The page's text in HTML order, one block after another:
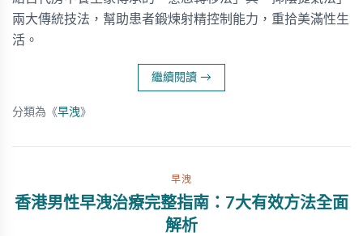
兩大傳統技法，幫助患者鍛煉射精控制能力，重拾美滿性生
活。
繼續閱讀 →
分類為《早洩》
早洩
香港男性早洩治療完整指南：7大有效方法全面
解析